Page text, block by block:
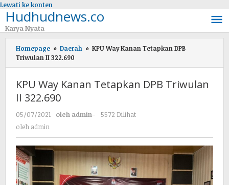
Lewati ke konten
Hudhudnews.co
Karya Nyata
Homepage » Daerah » KPU Way Kanan Tetapkan DPB
Triwulan II 322.690
KPU Way Kanan Tetapkan DPB Triwulan
II 322.690
05/07/2021 oleh admin-
5572 Dilihat
oleh admin